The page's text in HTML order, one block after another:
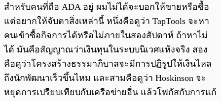
สำหรับคนที่ถือ ADA อยู่ ผมไม่ได้จะบอกให้ขายหรือซื้อ
แต่อยากให้จับตาสิ่งเหล่านี้ หนึ่งคือดูว่า TapTools จะหา
คนเข้าซื้อกิจการได้หรือไม่ภายในสองสัปดาห์ ถ้าหาไม่
ได้ มันคือสัญญาณว่าเงินทุนในระบบนิเวศแห้งจริง สอง
คือดูว่าโครงสร้างธรรมาภิบาลจะมีการปฏิรูปให้เงินไหล
ถึงนักพัฒนาเร็วขึ้นไหม และสามคือดูว่า Hoskinson จะ
หยุดการเปรียบเทียบกับเครือข่ายอื่น แล้วโฟกัสกับการแก้